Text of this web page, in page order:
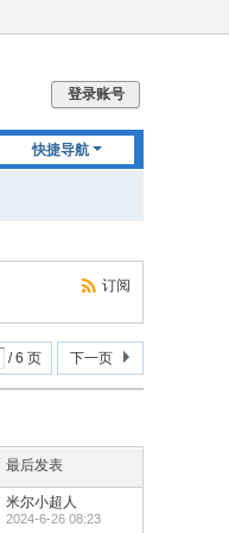
登录账号
快捷导航
订阅
/ 6 页 下一页
最后发表
米尔小超人
2024-6-26 08:23